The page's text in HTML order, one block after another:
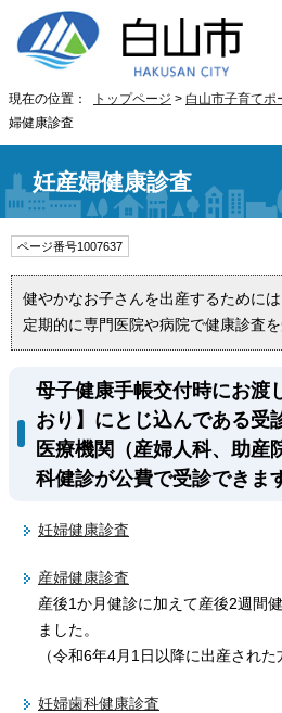
現在の位置： トップページ > 白山市子育てポ
婦健康診査
妊産婦健康診査
ページ番号1007637
健やかなお子さんを出産するために
定期的に専門医院や病院で健康診査を
母子健康手帳交付時にお渡
おり】にとじ込んである受
医療機関（産婦人科、助産
科健診が公費で受診できま
妊婦健康診査
産婦健康診査
産後1か月健診に加えて産後2週間
ました。
（令和6年4月1日以降に出産された
妊婦歯科健康診査